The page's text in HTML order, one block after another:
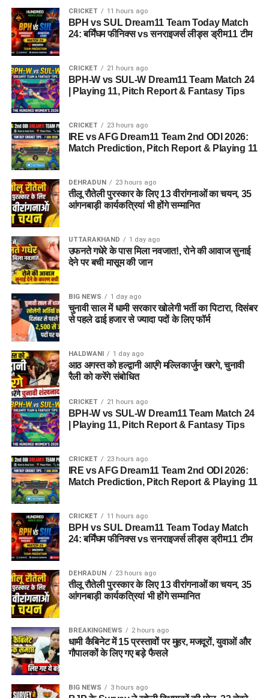
CRICKET 11 hours ago
BPH vs SUL Dream11 Team Today Match
24: बर्मिंघम फीनिक्स vs सनराइजर्स लीड्स ड्रीम11 टीम
CRICKET 21 hours ago
BPH-W vs SUL-W Dream11 Team Match 24
| Playing 11, Pitch Report & Fantasy Tips
CRICKET 23 hours ago
IRE vs AFG Dream11 Team 2nd ODI 2026:
Match Prediction, Pitch Report & Playing 11
DEHRADUN 23 hours ago
तीलू रौतेली पुरस्कार के लिए 13 वीरांगनाओं का चयन, 35
आंगनबाड़ी कार्यकत्रियां भी होंगे सम्मानित
UTTARAKHAND 1 day ago
उफनते गधेरे के पास मिला नवजात!, रोने की आवाज सुनाई
देने पर बची मासूम की जान
BIG NEWS 1 day ago
चुनावी साल में धामी सरकार खोलेगी भर्ती का पिटारा, दिसंबर
से पहले ढाई हजार से ज्यादा पदों के लिए फॉर्म
HALDWANI 1 day ago
आठ अगस्त को हल्द्वानी आएंगे मल्लिकार्जुन खरगे, चुनावी
रैली को करेंगे संबोधित
CRICKET 21 hours ago
BPH-W vs SUL-W Dream11 Team Match 24
| Playing 11, Pitch Report & Fantasy Tips
CRICKET 23 hours ago
IRE vs AFG Dream11 Team 2nd ODI 2026:
Match Prediction, Pitch Report & Playing 11
CRICKET 11 hours ago
BPH vs SUL Dream11 Team Today Match
24: बर्मिंघम फीनिक्स vs सनराइजर्स लीड्स ड्रीम11 टीम
DEHRADUN 23 hours ago
तीलू रौतेली पुरस्कार के लिए 13 वीरांगनाओं का चयन, 35
आंगनबाड़ी कार्यकत्रियां भी होंगे सम्मानित
BREAKINGNEWS 2 hours ago
धामी कैबिनेट में 15 प्रस्तावों पर मुहर, मजदूरों, युवाओं और
गौपालकों के लिए गए बड़े फैसले
BIG NEWS 3 hours ago